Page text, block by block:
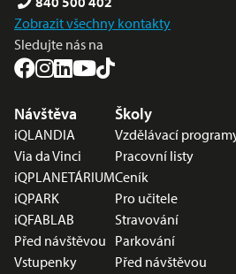
Zobrazit všechny kontakty
Sledujte nás na
Nabídka v zápatí
Návštěva
iQLANDIA
Via da Vinci
iQPLANETÁRIUM
iQPARK
iQFABLAB
Před návštěvou
Vstupenky
Školy
Vzdělávací
Pracovní listy
Ceník
Pro učitele
Stravování
Parkování
Před návštěvou